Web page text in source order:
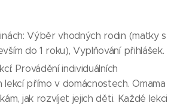
Výběr vhodných rodin (matky s
do 1 roku), Vyplňování přihlášek.
Provádění individuálních
lekcí přímo v domácnostech. Omama
jak rozvíjet jejich děti. Každé lekci